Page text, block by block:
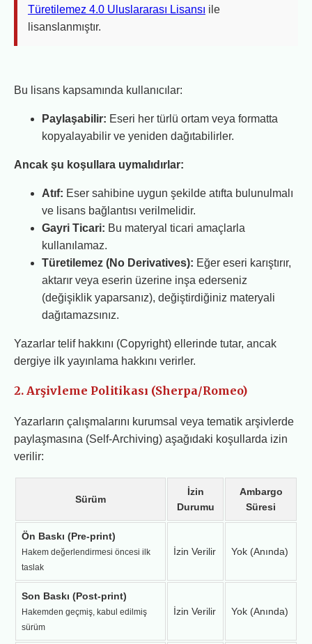
Türetilemez 4.0 Uluslararası Lisansı ile
lisanslanmıştır.
Bu lisans kapsamında kullanıcılar:
Paylaşabilir: Eseri her türlü ortam veya formatta
kopyalayabilir ve yeniden dağıtabilirler.
Ancak şu koşullara uymalıdırlar:
Atıf: Eser sahibine uygun şekilde atıfta bulunulmalı
ve lisans bağlantısı verilmelidir.
Gayri Ticari: Bu materyal ticari amaçlarla
kullanılamaz.
Türetilemez (No Derivatives): Eğer eseri karıştırır,
aktarır veya eserin üzerine inşa ederseniz
(değişiklik yaparsanız), değiştirdiğiniz materyali
dağıtamazsınız.
Yazarlar telif hakkını (Copyright) ellerinde tutar, ancak
dergiye ilk yayınlama hakkını verirler.
2. Arşivleme Politikası (Sherpa/Romeo)
Yazarların çalışmalarını kurumsal veya tematik arşivlerde
paylaşmasına (Self-Archiving) aşağıdaki koşullarda izin
verilir:
Sürüm
İzin
Durumu
Ambargo
Süresi
Ön Baskı (Pre-print)
Hakem değerlendirmesi öncesi ilk
taslak
İzin Verilir Yok (Anında)
Son Baskı (Post-print)
Hakemden geçmiş, kabul edilmiş
sürüm
İzin Verilir Yok (Anında)